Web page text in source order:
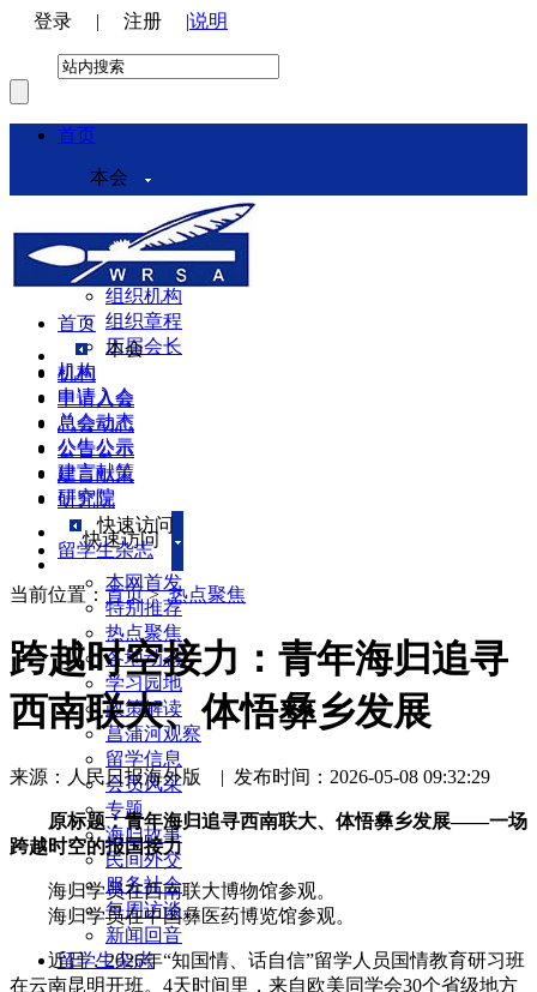
登录 | 注册 |说明
首页
本会
本会介绍
领导机构
理事会
组织机构
组织章程
历届会长
机构
申请入会
总会动态
公告公示
建言献策
研究院
快速访问
本网首发
特别推荐
热点聚焦
各地动态
学习园地
政策解读
菖蒲河观察
留学信息
会员风采
专题
海归故事
民间外交
服务社会
每周访谈
新闻回音
留学生杂志
首页
本会
机构
申请入会
总会动态
公告公示
建言献策
研究院
快速访问
留学生杂志
当前位置： 首页>热点聚焦
跨越时空接力：青年海归追寻
西南联大、体悟彝乡发展
来源：人民日报海外版 | 发布时间：2026-05-08 09:32:29
原标题：青年海归追寻西南联大、体悟彝乡发展——一场
跨越时空的报国接力
海归学员在西南联大博物馆参观。
海归学员在中国彝医药博览馆参观。
近日，2026年“知国情、话自信”留学人员国情教育研习班
在云南昆明开班。4天时间里，来自欧美同学会30个省级地方